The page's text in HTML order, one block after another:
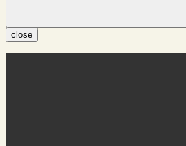
close